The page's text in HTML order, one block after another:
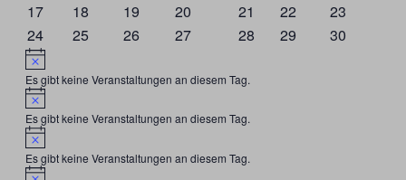
17
18 19 20 21 22
23
24
25 26 27 28 29 30
Hinweis
Es gibt keine Veranstaltungen an diesem Tag.
Hinweis
Es gibt keine Veranstaltungen an diesem Tag.
Hinweis
Es gibt keine Veranstaltungen an diesem Tag.
Hinweis